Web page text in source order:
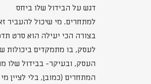
דגש על הבידול שלו ביחס
למתחרים. מי שיכול להעביר
בצורה הכי יעילה הוא סרט
לעסק, בו מתמקדים ביכולות
העסק, ובעיקר- בבידול שלו
המתחרים (כמובן, בלי לציין מי